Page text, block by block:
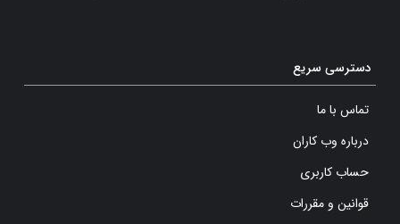
دسترسی سریع
تماس با ما
درباره وب کاران
حساب کاربری
قوانین و مقررات